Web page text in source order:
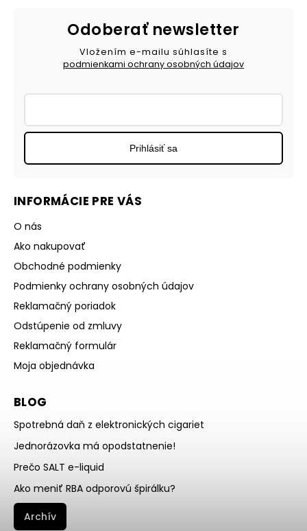
INFORMÁCIE PRE VÁS
O nás
Ako nakupovať
Obchodné podmienky
Podmienky ochrany osobných údajov
Reklamačný poriadok
Odstúpenie od zmluvy
Reklamačný formulár
Moja objednávka
BLOG
Spotrebná daň z elektronických cigariet
Jednorázovka má opodstatnenie!
Prečo SALT e-liquid
Ako meniť RBA odporovú špirálku?
Archív
Odoberať newsletter
Vložením e-mailu súhlasíte s
podmienkami ochrany osobných údajov
Prihlásiť sa